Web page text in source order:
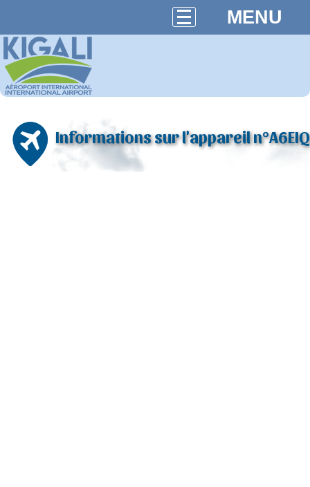
MENU
Informations sur l'appareil n°A6EIQ